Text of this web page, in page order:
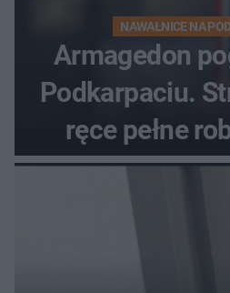
NAWAŁNICE NA
Armagedon
Podkarpaciu.
ręce pełne
zalewa